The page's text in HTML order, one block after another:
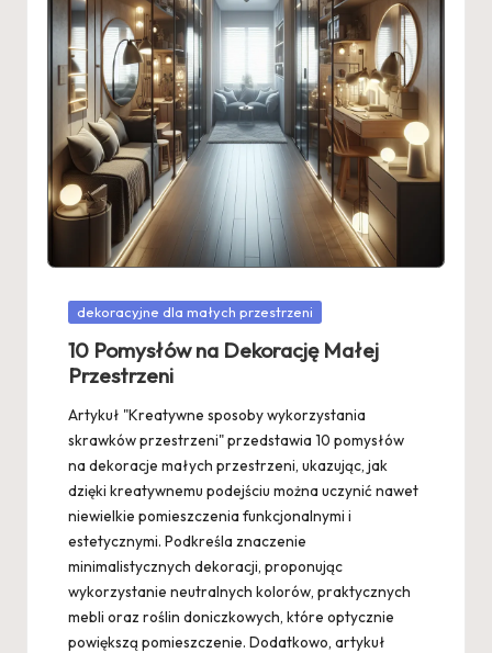
Posted
dekoracyjne dla małych przestrzeni
10 Pomysłów na Dekorację Małej
Przestrzeni
Artykuł "Kreatywne sposoby wykorzystania
skrawków przestrzeni" przedstawia 10 pomysłów
na dekoracje małych przestrzeni, ukazując, jak
dzięki kreatywnemu podejściu można uczynić nawet
niewielkie pomieszczenia funkcjonalnymi i
estetycznymi. Podkreśla znaczenie
minimalistycznych dekoracji, proponując
wykorzystanie neutralnych kolorów, praktycznych
mebli oraz roślin doniczkowych, które optycznie
powiększą pomieszczenie. Dodatkowo, artykuł